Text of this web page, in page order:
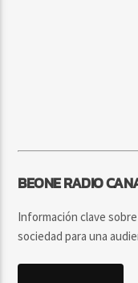
BEONE RADIO
Información clave
sociedad para una